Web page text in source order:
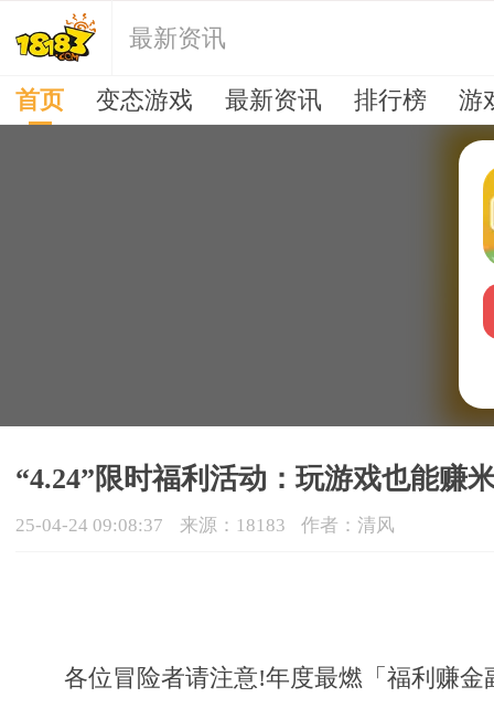
最新资讯
首页 变态游戏 最新资讯 排行榜 游
“4.24”限时福利活动：玩游戏也能赚
25-04-24 09:08:37 来源：18183 作者：清风
各位冒险者请注意!年度最燃「福利赚